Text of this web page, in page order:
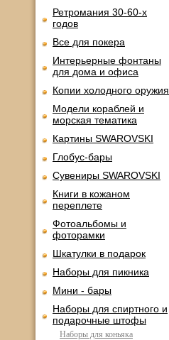
Ретромания 30-60-х
годов
Все для покера
Интерьерные фонтаны
для дома и офиса
Копии холодного оружия
Модели кораблей и
морская тематика
Картины SWAROVSKI
Глобус-бары
Сувениры SWAROVSKI
Книги в кожаном
переплете
Фотоальбомы и
фоторамки
Шкатулки в подарок
Наборы для пикника
Мини - бары
Наборы для спиртного и
подарочные штофы
Наборы для коньяка